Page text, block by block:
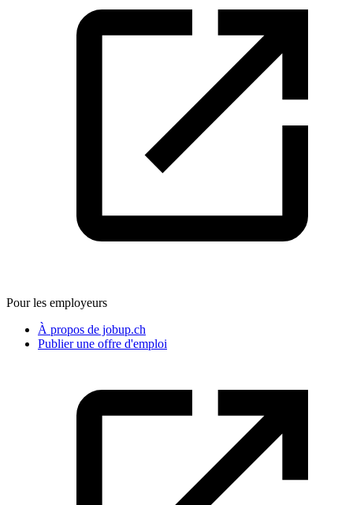
Pour les employeurs
À propos de jobup.ch
Publier une offre d'emploi